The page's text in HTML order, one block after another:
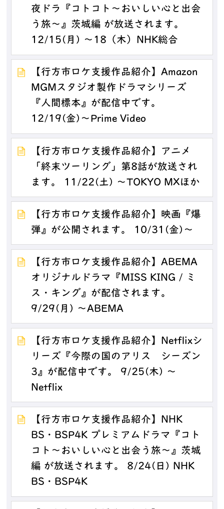
夜ドラ『コトコト～おいしい心と出会
う旅～』茨城編 が放送されます。
12/15(月) ～18（木）NHK総合
【行方市ロケ支援作品紹介】Amazon
MGMスタジオ製作ドラマシリーズ
『人間標本』が配信中です。
12/19(金)～Prime Video
【行方市ロケ支援作品紹介】アニメ
「終末ツーリング」第8話が放送され
ます。 11/22(土) ～TOKYO MXほか
【行方市ロケ支援作品紹介】映画『爆
弾』が公開されます。 10/31(金)～
【行方市ロケ支援作品紹介】ABEMA
オリジナルドラマ『MISS KING / ミ
ス・キング』が配信されます。
9/29(月) ～ABEMA
【行方市ロケ支援作品紹介】Netflixシ
リーズ『今際の国のアリス シーズン
3』が配信中です。 9/25(木) ～
Netflix
【行方市ロケ支援作品紹介】NHK
BS・BSP4K プレミアムドラマ『コト
コト～おいしい心と出会う旅～』茨城
編 が放送されます。 8/24(日) NHK
BS・BSP4K